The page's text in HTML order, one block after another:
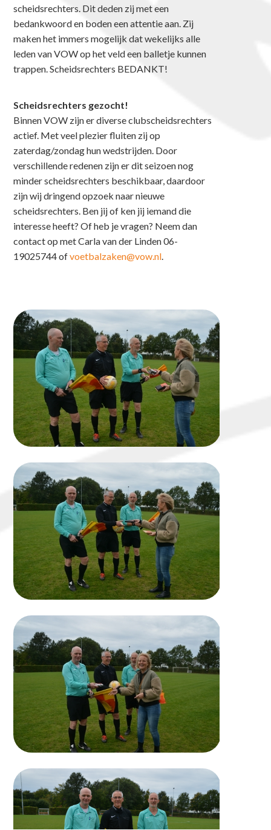
scheidsrechters. Dit deden zij met een
bedankwoord en boden een attentie aan. Zij
maken het immers mogelijk dat wekelijks alle
leden van VOW op het veld een balletje kunnen
trappen. Scheidsrechters BEDANKT!
Scheidsrechters gezocht!
Binnen VOW zijn er diverse clubscheidsrechters
actief. Met veel plezier fluiten zij op
zaterdag/zondag hun wedstrijden. Door
verschillende redenen zijn er dit seizoen nog
minder scheidsrechters beschikbaar, daardoor
zijn wij dringend opzoek naar nieuwe
scheidsrechters. Ben jij of ken jij iemand die
interesse heeft? Of heb je vragen? Neem dan
contact op met Carla van der Linden 06-
19025744 ofvoetbalzaken@vow.nl.